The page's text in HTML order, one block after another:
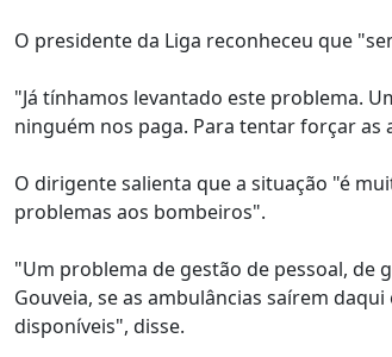
O presidente da Liga reconheceu que
"Já tínhamos levantado este problema.
ninguém nos paga. Para tentar forçar
O dirigente salienta que a situação "é
problemas aos bombeiros".
"Um problema de gestão de pessoal, de
Gouveia, se as ambulâncias saírem
disponíveis", disse.